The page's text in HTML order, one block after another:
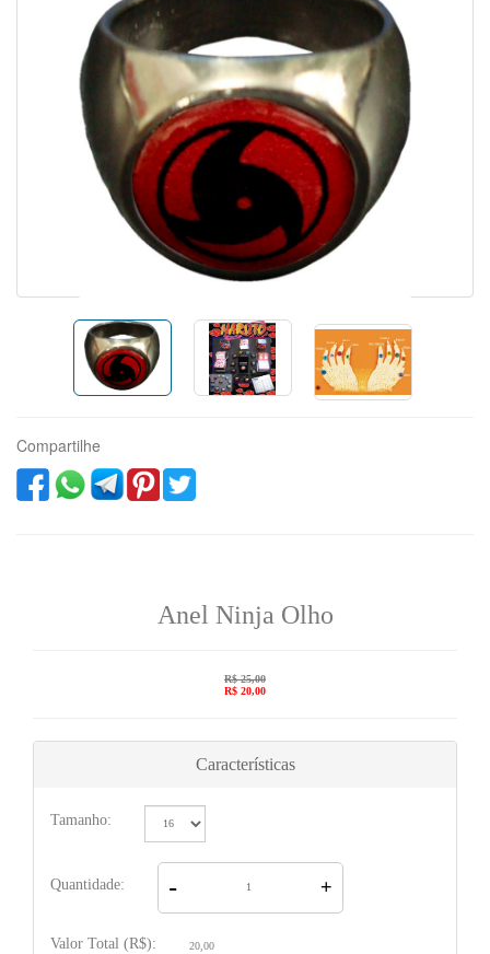
Compartilhe
Anel Ninja Olho
R$ 25,00
R$ 20,00
Características
Tamanho:
Quantidade: - +
Valor Total (R$): 20,00